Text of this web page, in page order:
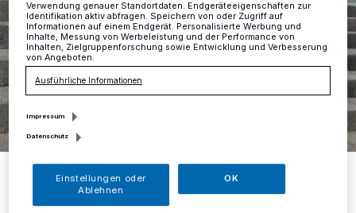
Auf einem Zeitstrahl halten die Kinder täglich die einzelnen
Thementage fest: Vom Römer bis zum Roboter.
Verwendung genauer Standortdaten. Endgeräteeigenschaften zur
Identifikation aktiv abfragen. Speichern von oder Zugriff auf
Informationen auf einem Endgerät. Personalisierte Werbung und
Inhalte, Messung von Werbeleistung und der Performance von
Inhalten, Zielgruppenforschung sowie Entwicklung und Verbesserung
von Angeboten.
Ausführliche Informationen
Impressum
Datenschutz
Einstellungen oder
Ablehnen
OK